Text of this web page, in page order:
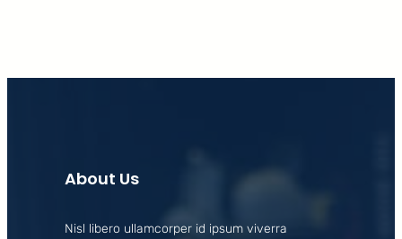
About Us
Nisl libero ullamcorper id ipsum viverra